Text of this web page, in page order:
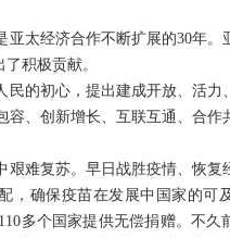
太经济合作不断扩展的30年。
积极贡献。
的初心，提出建成开放、活力
、创新增长、互联互通、合作
难复苏。早日战胜疫情、恢复
，确保疫苗在发展中国家的可
多个国家提供无偿捐赠。不久